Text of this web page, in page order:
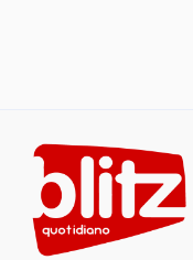
content